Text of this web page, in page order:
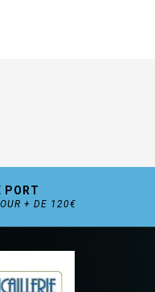
PORT
+ DE 120€